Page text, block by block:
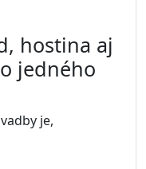
hostina aj
jedného
je,